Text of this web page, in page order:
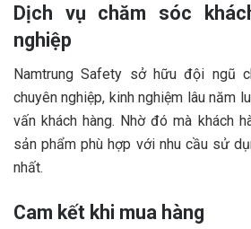
Dịch vụ chăm sóc
nghiệp
Namtrung Safety sở hữu đội ngũ
chuyên nghiệp, kinh nghiệm lâu năm
vấn khách hàng. Nhờ đó mà khách
sản phẩm phù hợp với nhu cầu sử
nhất.
Cam kết khi mua hàng